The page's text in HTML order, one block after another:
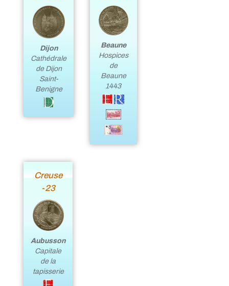
Dijon
Cathédrale
de Dijon
Saint-
Benigne
Beaune
Hospices
de
Beaune
1443
Creuse
-23
Aubusson
Capitale
de la
tapisserie